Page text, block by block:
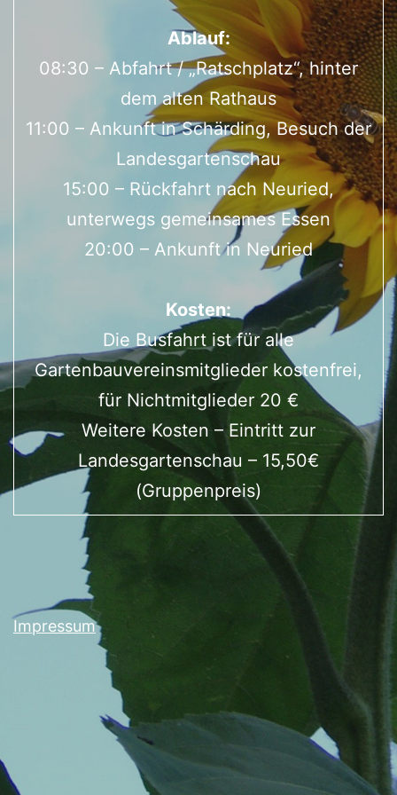
Ablauf:
08:30 – Abfahrt / „Ratschplatz“, hinter
dem alten Rathaus
11:00 – Ankunft in Schärding, Besuch der
Landesgartenschau
15:00 – Rückfahrt nach Neuried,
unterwegs gemeinsames Essen
20:00 – Ankunft in Neuried
Kosten:
Die Busfahrt ist für alle
Gartenbauvereinsmitglieder kostenfrei,
für Nichtmitglieder 20 €
Weitere Kosten – Eintritt zur
Landesgartenschau – 15,50€
(Gruppenpreis)
Impressum